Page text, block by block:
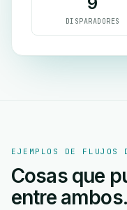
DISPARADORES
EJEMPLOS DE FLUJOS
Cosas que
entre ambos.